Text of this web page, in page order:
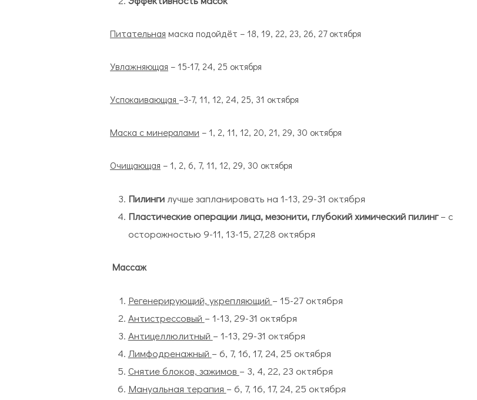
Питательная маска подойдёт – 18, 19, 22, 23, 26, 27 октября
Увлажняющая – 15-17, 24, 25 октября
Успокаивающая –3-7, 11, 12, 24, 25, 31 октября
Маска с минералами – 1, 2, 11, 12, 20, 21, 29, 30 октября
Очищающая – 1, 2, 6, 7, 11, 12, 29, 30 октября
Пилингилучше запланировать на 1-13, 29-31 октября
Пластические операции лица, мезонити, глубокий химический пилинг– с
осторожностью 9-11, 13-15, 27,28 октября
Массаж
Регенерирующий, укрепляющий – 15-27 октября
Антистрессовый – 1-13, 29-31 октября
Антицеллюлитный – 1-13, 29-31 октября
Лимфодренажный – 6, 7, 16, 17, 24, 25 октября
Снятие блоков, зажимов – 3, 4, 22, 23 октября
Мануальная терапия – 6, 7, 16, 17, 24, 25 октября